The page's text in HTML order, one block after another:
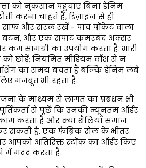
को नुकसान पहुंचाए बिना डेनिम
करना चाहते हैं, डिज़ाइन से ही
और सरल रखें - पांच पॉकेट वाला
बटन, और एक सपाट कमरबंद अक्सर
कम सामग्री का उपयोग करता है. भारी
को छोड़ें; नियमित मीडियम वॉश से न
का समय बचता है बल्कि डेनिम लंबे
मजबूत भी रहता है.
के माध्यम से लागत का प्रबंधन भी
से पूछें कि उनकी न्यूनतम ऑर्डर
काम करता है और क्या शैलियाँ समान
सकती हैं. एक फैब्रिक रोल के भीतर
आपको अतिरिक्त स्टॉक का ऑर्डर किए
में मदद करता है.